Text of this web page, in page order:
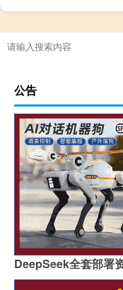
公告
DeepSeek全套部署